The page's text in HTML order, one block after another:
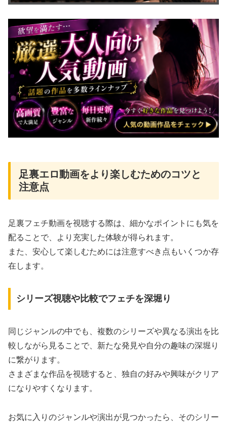
足裏エロ動画をより楽しむためのコツと
注意点
足裏フェチ動画を視聴する際は、細かなポイントにも気を
配ることで、より充実した体験が得られます。
また、安心して楽しむためには注意すべき点もいくつか存
在します。
シリーズ視聴や比較でフェチを深堀り
同じジャンルの中でも、複数のシリーズや異なる演出を比
較しながら見ることで、新たな発見や自分の趣味の深堀り
に繋がります。
さまざまな作品を視聴すると、独自の好みや興味がクリア
になりやすくなります。
お気に入りのジャンルや演出が見つかったら、そのシリー